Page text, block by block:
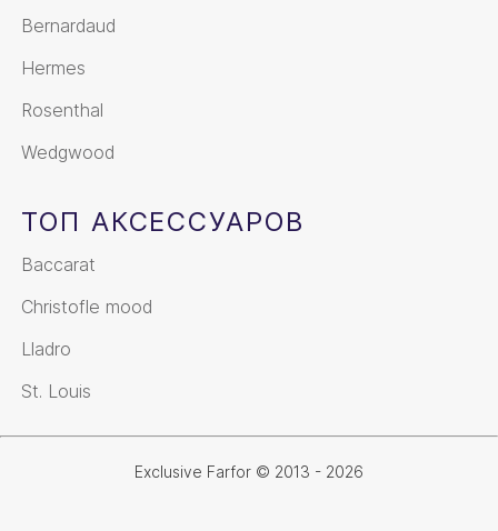
Bernardaud
Hermes
Rosenthal
Wedgwood
ТОП АКСЕССУАРОВ
Baccarat
Christofle mood
Lladro
St. Louis
Exclusive Farfor © 2013 - 2026